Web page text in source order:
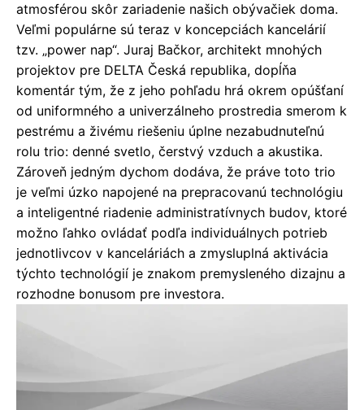
atmosférou skôr zariadenie našich obývačiek doma.
Veľmi populárne sú teraz v koncepciách kancelárií
tzv. „power nap“. Juraj Bačkor, architekt mnohých
projektov pre DELTA Česká republika, dopĺňa
komentár tým, že z jeho pohľadu hrá okrem opúšťaní
od uniformného a univerzálneho prostredia smerom k
pestrému a živému riešeniu úplne nezabudnuteľnú
rolu trio: denné svetlo, čerstvý vzduch a akustika.
Zároveň jedným dychom dodáva, že práve toto trio
je veľmi úzko napojené na prepracovanú technológiu
a inteligentné riadenie administratívnych budov, ktoré
možno ľahko ovládať podľa individuálnych potrieb
jednotlivcov v kanceláriách a zmysluplná aktivácia
týchto technológií je znakom premysleného dizajnu a
rozhodne bonusom pre investora.